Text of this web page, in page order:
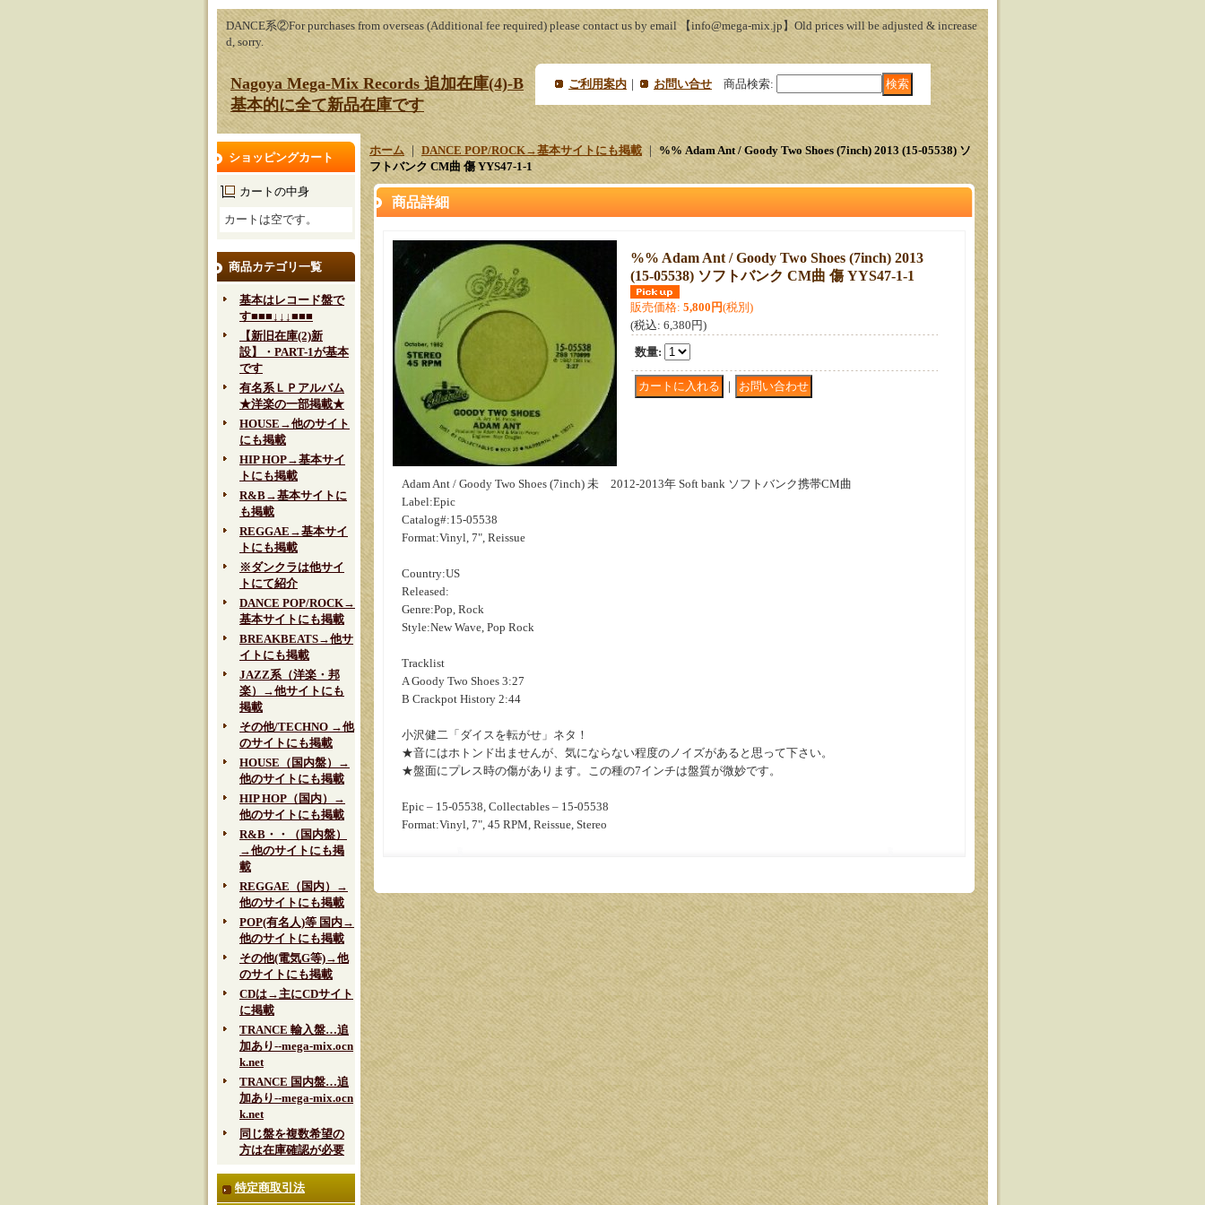
DANCE系②For purchases from overseas (Additional fee required) please contact us by email 【info@mega-mix.jp】Old prices will be adjusted & increase
d, sorry.
Nagoya Mega-Mix Records 追加在庫(4)-B
基本的に全て新品在庫です
ご利用案内 ｜ お問い合せ 商品検索:
ショッピングカート
カートの中身
カートは空です。
商品カテゴリ一覧
基本はレコード盤で
す■■■↓↓↓■■■
【新旧在庫(2)新
設】・PART-1が基本
です
有名系ＬＰアルバム
★洋楽の一部掲載★
HOUSE→他のサイト
にも掲載
HIP HOP→基本サイ
トにも掲載
R&B→基本サイトに
も掲載
REGGAE→基本サイ
トにも掲載
※ダンクラは他サイ
トにて紹介
DANCE POP/ROCK→
基本サイトにも掲載
BREAKBEATS→他サ
イトにも掲載
JAZZ系（洋楽・邦
楽）→他サイトにも
掲載
その他/TECHNO →他
のサイトにも掲載
HOUSE（国内盤）→
他のサイトにも掲載
HIP HOP（国内）→
他のサイトにも掲載
R&B・・（国内盤）
→他のサイトにも掲
載
REGGAE（国内）→
他のサイトにも掲載
POP(有名人)等 国内→
他のサイトにも掲載
その他(電気G等)→他
のサイトにも掲載
CDは→主にCDサイト
に掲載
TRANCE 輸入盤…追
加あり--mega-mix.ocn
k.net
TRANCE 国内盤…追
加あり--mega-mix.ocn
k.net
同じ盤を複数希望の
方は在庫確認が必要
特定商取引法
ホーム ｜ DANCE POP/ROCK→基本サイトにも掲載 ｜%% Adam Ant / Goody Two Shoes (7inch) 2013 (15-05538) ソ
フトバンク CM曲 傷 YYS47-1-1
商品詳細
%% Adam Ant / Goody Two Shoes (7inch) 2013
(15-05538) ソフトバンク CM曲 傷 YYS47-1-1
販売価格: 5,800円(税別)
(税込: 6,380円)
数量:
｜
Adam Ant / Goody Two Shoes (7inch) 未 2012-2013年 Soft bank ソフトバンク携帯CM曲
Label:Epic
Catalog#:15-05538
Format:Vinyl, 7", Reissue
Country:US
Released:
Genre:Pop, Rock
Style:New Wave, Pop Rock
Tracklist
A Goody Two Shoes 3:27
B Crackpot History 2:44
小沢健二「ダイスを転がせ」ネタ！
★音にはホトンド出ませんが、気にならない程度のノイズがあると思って下さい。
★盤面にプレス時の傷があります。この種の7インチは盤質が微妙です。
Epic ‎– 15-05538, Collectables ‎– 15-05538
Format:Vinyl, 7", 45 RPM, Reissue, Stereo